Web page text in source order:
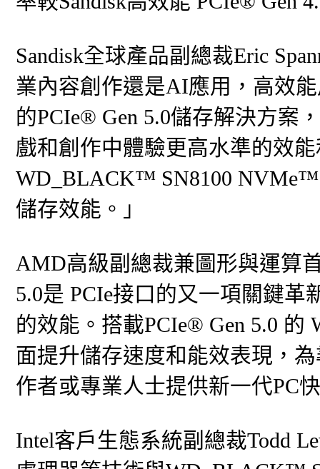
Sandisk全球產品副總裁Eric
業內容創作還是AI應用，高效
的PCIe® Gen 5.0儲存解決方案
戲和創作中體驗更高水準的效
WD_BLACK™ SN8100
儲存效能。」
AMD高級副總裁兼圖形與運算
5.0是 PCIe接口的又一項關鍵革
的效能。搭載PCIe® Gen 5.0
面提升儲存速度和能效表現，
作者或專業人士提供新一代PC
Intel客戶生態系統副總裁Todd